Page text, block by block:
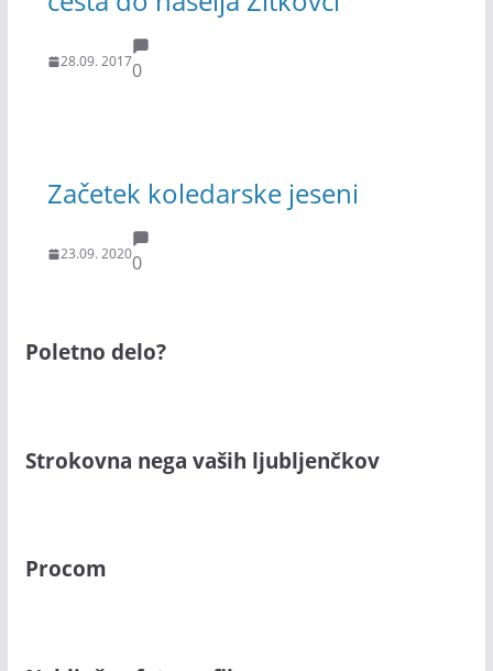
28.09. 20170
Začetek koledarske jeseni
23.09. 20200
Poletno delo?
Strokovna nega vaših ljubljenčkov
Procom